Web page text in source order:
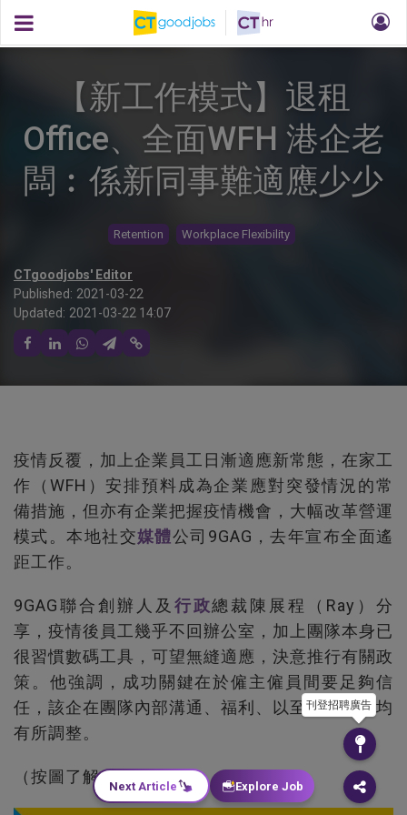
【新工作模式】退租
Office、全面WFH 港企老
闆︰係新同事難適應少少
Retention Workplace Flexibility
CTgoodjobs' Editor
Published: 2021-03-22
Updated: 2021-03-22 14:07
疫情反覆，加上企業員工日漸適應新常態，在家工
作（WFH）安排預料成為企業應對突發情況的常
備措施，但亦有企業把握疫情機會，大幅改革營運
模式。本地社交媒體公司9GAG，去年宣布全面遙
距工作。
9GAG聯合創辦人及 行政總裁陳展程（Ray）分
享，疫情後員工幾乎不回辦公室，加上團隊本身已
很習慣數碼工具，可望無縫適應，決意推行有關政
策。他強調，成功關鍵在於僱主僱員間要足夠信
任，該企在團隊內部溝通、福利、以至招聘方針均
有所調整。
（按圖了解）
刊登招聘廣告
Next Article Explore Job